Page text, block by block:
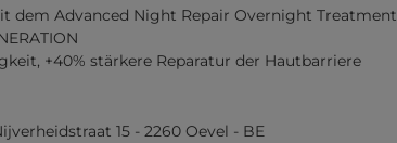
dem Advanced Night Repair Overnight Treatment
+40% stärkere Reparatur der Hautbarriere
15 - 2260 Oevel - BE